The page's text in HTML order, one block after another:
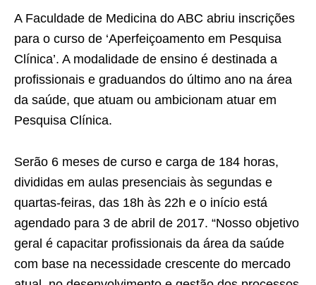
A Faculdade de Medicina do ABC abriu inscrições
para o curso de ‘Aperfeiçoamento em Pesquisa
Clínica’. A modalidade de ensino é destinada a
profissionais e graduandos do último ano na área
da saúde, que atuam ou ambicionam atuar em
Pesquisa Clínica.
Serão 6 meses de curso e carga de 184 horas,
divididas em aulas presenciais às segundas e
quartas-feiras, das 18h às 22h e o início está
agendado para 3 de abril de 2017. “Nosso objetivo
geral é capacitar profissionais da área da saúde
com base na necessidade crescente do mercado